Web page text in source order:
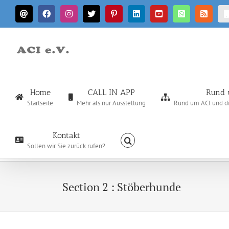
Zum
InhaltE-
Mail
FacebookInstagram
X PinterestLinkedInYouTubeWhatsApp
Rss
Home
Startseite
CALL IN APP
Mehr als nur Ausstellung
Rund
Rund um ACI und
Kontakt
Sollen wir Sie zurück rufen?
Section 2 : Stöberhunde